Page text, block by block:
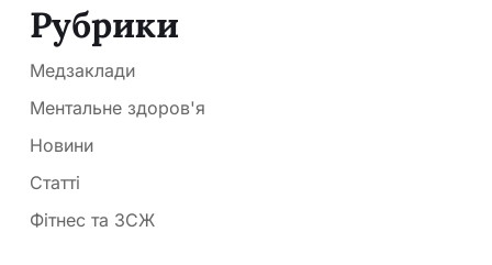
Рубрики
Медзаклади
Ментальне здоров'я
Новини
Статті
Фітнес та ЗСЖ